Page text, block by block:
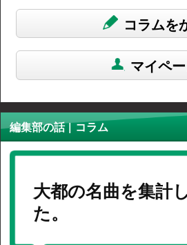
コラムを
マイペ
編集部の話 | コラム
大都の名曲を集計
た。